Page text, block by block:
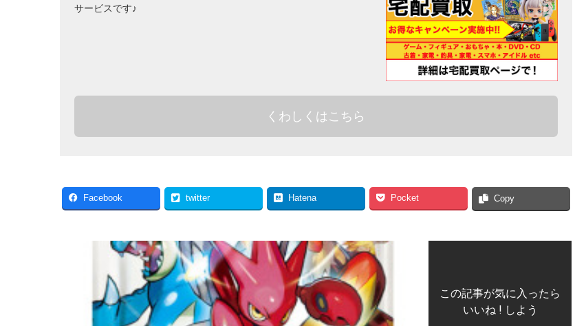
サービスです♪
くわしくはこちら
Facebook twitter Hatena Pocket Copy
この記事が気に入ったら
いいね ! しよう